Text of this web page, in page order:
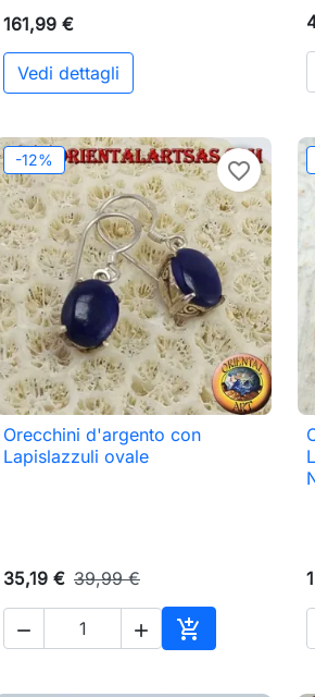
161,99 €
Vedi dettagli
-12% favorite_border
 Anteprima
Orecchini d'argento con
Lapislazzuli ovale
35,19 € 39,99 €
  
Aggiungi al